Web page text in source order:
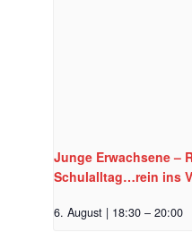
Junge Erwachsene –
Schulalltag…rein ins
6. August | 18:30 – 20:00